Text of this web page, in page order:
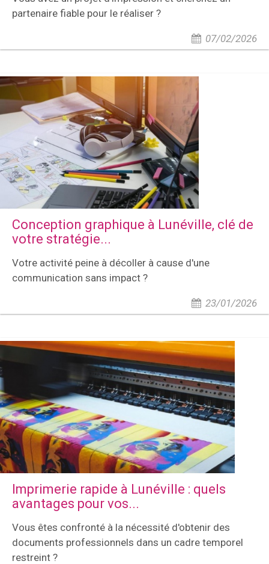
partenaire fiable pour le réaliser ?
07/02/2026
Conception graphique à Lunéville, clé de
votre stratégie...
Votre activité peine à décoller à cause d'une
communication sans impact ?
23/01/2026
Imprimerie rapide à Lunéville : quels
avantages pour vos...
Vous êtes confronté à la nécessité d'obtenir des
documents professionnels dans un cadre temporel
restreint ?